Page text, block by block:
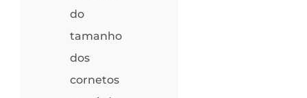
do
tamanho
dos
cornetos